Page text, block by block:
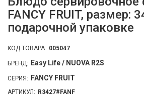
FANCY FRUIT, размер:
подарочной упаковке
КОД ТОВАРА: 005047
БРЕНД: Easy Life / NUOVA R2S
СЕРИЯ: FANCY FRUIT
АРТИКУЛ: R3427#FANF